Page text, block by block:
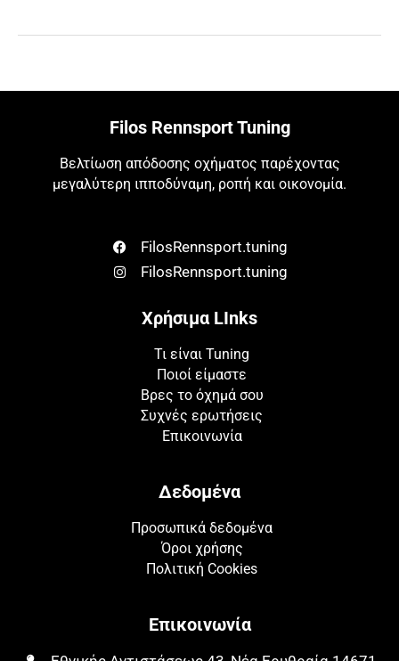
136HP
Filos Rennsport Tuning
Βελτίωση απόδοσης οχήματος παρέχοντας
μεγαλύτερη ιπποδύναμη, ροπή και οικονομία.
FilosRennsport.tuning
FilosRennsport.tuning
Χρήσιμα LInks
Τι είναι Tuning
Ποιοί είμαστε
Βρες το όχημά σου
Συχνές ερωτήσεις
Επικοινωνία
Δεδομένα
Προσωπικά δεδομένα
Όροι χρήσης
Πολιτική Cookies
Επικοινωνία